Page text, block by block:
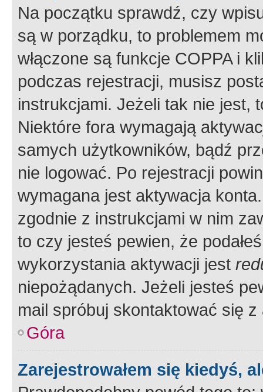
Na początku sprawdź, czy
są w porządku, to problemem
włączone są funkcje COPPA i
podczas rejestracji, musisz
instrukcjami. Jeżeli tak nie jest,
Niektóre fora wymagają
samych użytkowników, bądź
nie logować. Po rejestracji
wymagana jest aktywacja
zgodnie z instrukcjami w nim
to czy jesteś pewien, że
wykorzystania aktywacji jest
niepożądanych. Jeżeli jesteś
mail spróbuj skontaktować się
Góra
Zarejestrowałem się kiedyś,